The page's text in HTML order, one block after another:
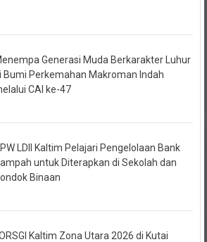
Bumi Perkemahan Makroman Indah
CAI ke-47
untuk Diterapkan di Sekolah dan
Binaan
Saring Talenta Muda untuk Piala